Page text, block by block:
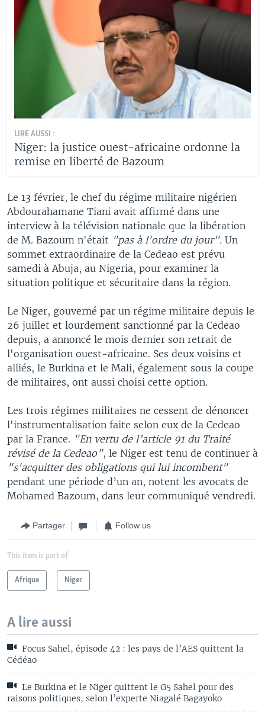
LIRE AUSSI :
Niger: la justice ouest-africaine ordonne la
remise en liberté de Bazoum
Le 13 février, le chef du régime militaire nigérien
Abdourahamane Tiani avait affirmé dans une
interview à la télévision nationale que la libération
de M. Bazoum n'était "pas à l'ordre du jour". Un
sommet extraordinaire de la Cedeao est prévu
samedi à Abuja, au Nigeria, pour examiner la
situation politique et sécuritaire dans la région.
Le Niger, gouverné par un régime militaire depuis le
26 juillet et lourdement sanctionné par la Cedeao
depuis, a annoncé le mois dernier son retrait de
l'organisation ouest-africaine. Ses deux voisins et
alliés, le Burkina et le Mali, également sous la coupe
de militaires, ont aussi choisi cette option.
Les trois régimes militaires ne cessent de dénoncer
l'instrumentalisation faite selon eux de la Cedeao
par la France. "En vertu de l’article 91 du Traité
révisé de la Cedeao", le Niger est tenu de continuer à
"s'acquitter des obligations qui lui incombent"
pendant une période d’un an, notent les avocats de
Mohamed Bazoum, dans leur communiqué vendredi.
Partager Follow us
This item is part of
Afrique Niger
A lire aussi
Focus Sahel, épisode 42 : les pays de l’AES quittent la
Cédéao
Le Burkina et le Niger quittent le G5 Sahel pour des
raisons politiques, selon l’experte Niagalé Bagayoko